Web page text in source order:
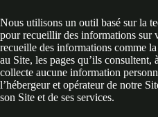
Nous utilisons un outil basé sur la
pour recueillir des informations sur
recueille des informations comme
au Site, les pages qu’ils
collecte aucune information
l’hébergeur et opérateur de notre
son Site et de ses services.